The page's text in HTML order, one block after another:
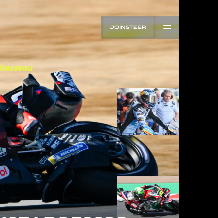
à Silverstone : Alex
démarre le week-
en tête, Bezzecchi
impressionne pour son
Carrai
7, 2026
2026 à Silverstone
: Alex Marquez démarre les
en tête, Bezzecchi tout